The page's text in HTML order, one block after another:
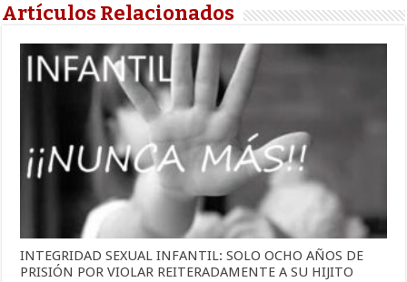
Artículos Relacionados
INTEGRIDAD SEXUAL INFANTIL: SOLO OCHO AÑOS DE
PRISIÓN POR VIOLAR REITERADAMENTE A SU HIJITO